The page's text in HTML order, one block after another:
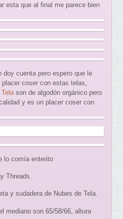
esta que al final me parece bien
doy cuenta pero espero que le
coser con estas telas,
son de algodón orgánico pero
y es un placer coser con
lo comía enterito
Threads.
y sudadera de Nubes de Tela.
mediano son 65/58/66, altura